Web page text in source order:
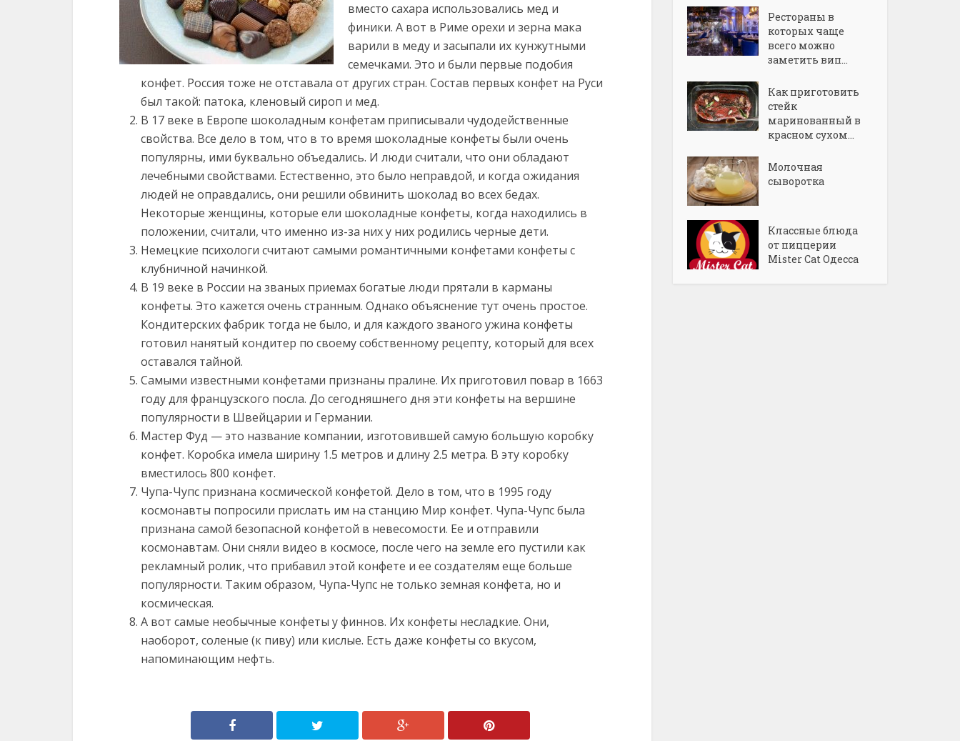
вместо сахара использовались мед и
финики. А вот в Риме орехи и зерна мака
варили в меду и засыпали их кунжутными
семечками. Это и были первые подобия
конфет. Россия тоже не отставала от других стран. Состав первых конфет на Руси
был такой: патока, кленовый сироп и мед.
В 17 веке в Европе шоколадным конфетам приписывали чудодейственные
свойства. Все дело в том, что в то время шоколадные конфеты были очень
популярны, ими буквально объедались. И люди считали, что они обладают
лечебными свойствами. Естественно, это было неправдой, и когда ожидания
людей не оправдались, они решили обвинить шоколад во всех бедах.
Некоторые женщины, которые ели шоколадные конфеты, когда находились в
положении, считали, что именно из-за них у них родились черные дети.
Немецкие психологи считают самыми романтичными конфетами конфеты с
клубничной начинкой.
В 19 веке в России на званых приемах богатые люди прятали в карманы
конфеты. Это кажется очень странным. Однако объяснение тут очень простое.
Кондитерских фабрик тогда не было, и для каждого званого ужина конфеты
готовил нанятый кондитер по своему собственному рецепту, который для всех
оставался тайной.
Самыми известными конфетами признаны пралине. Их приготовил повар в 1663
году для французского посла. До сегодняшнего дня эти конфеты на вершине
популярности в Швейцарии и Германии.
Мастер Фуд — это название компании, изготовившей самую большую коробку
конфет. Коробка имела ширину 1.5 метров и длину 2.5 метра. В эту коробку
вместилось 800 конфет.
Чупа-Чупс признана космической конфетой. Дело в том, что в 1995 году
космонавты попросили прислать им на станцию Мир конфет. Чупа-Чупс была
признана самой безопасной конфетой в невесомости. Ее и отправили
космонавтам. Они сняли видео в космосе, после чего на земле его пустили как
рекламный ролик, что прибавил этой конфете и ее создателям еще больше
популярности. Таким образом, Чупа-Чупс не только земная конфета, но и
космическая.
А вот самые необычные конфеты у финнов. Их конфеты несладкие. Они,
наоборот, соленые (к пиву) или кислые. Есть даже конфеты со вкусом,
напоминающим нефть.
Рестораны в
которых чаще
всего можно
заметить вип...
Как приготовить
стейк
маринованный в
красном сухом...
Молочная
сыворотка
Классные блюда
от пиццерии
Mister Cat Одесса